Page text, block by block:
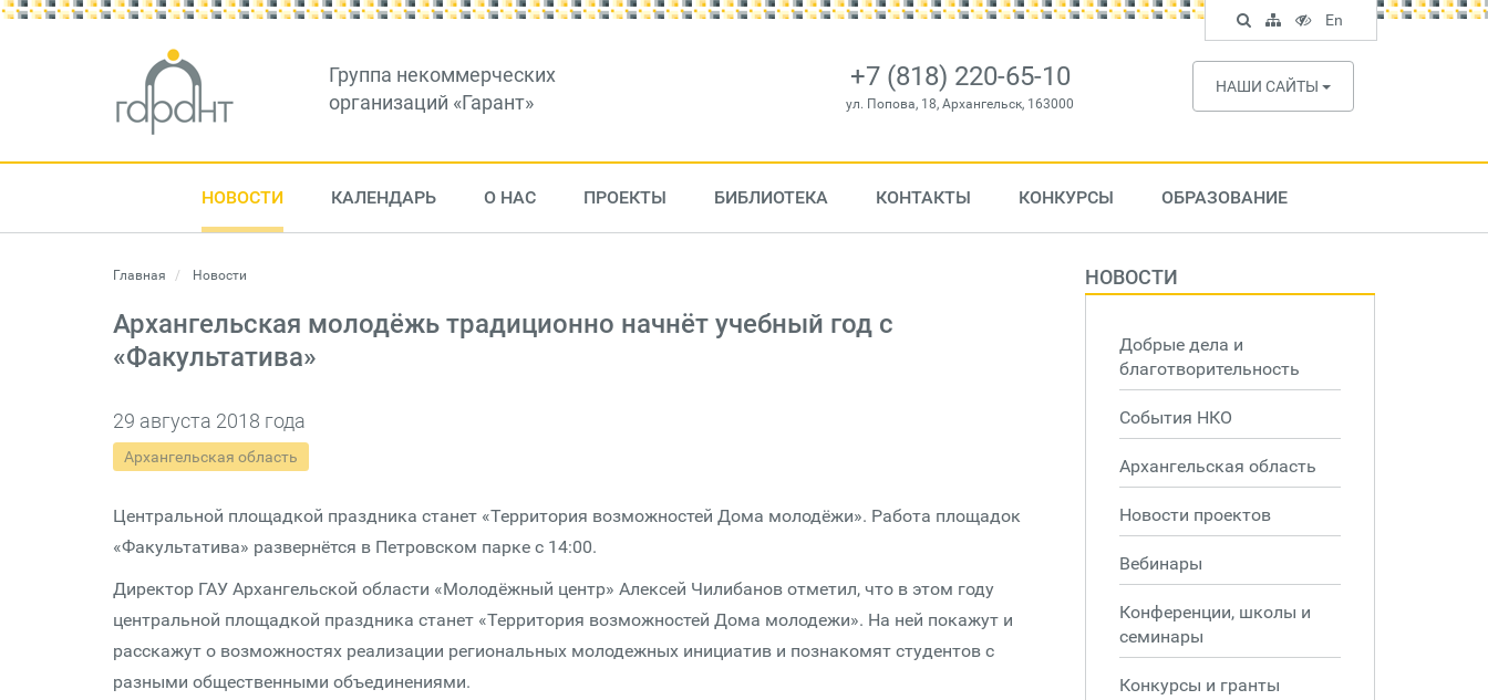
Группа некоммерческих
организаций «Гарант»
+7 (818) 220-65-10
ул. Попова, 18, Архангельск, 163000
НАШИ САЙТЫ
НОВОСТИ КАЛЕНДАРЬ О НАС ПРОЕКТЫ БИБЛИОТЕКА КОНТАКТЫ КОНКУРСЫ ОБРАЗОВАНИЕ
Главная Новости
Архангельская молодёжь традиционно начнёт учебный год с
«Факультатива»
29 августа 2018 года
Архангельская область
Центральной площадкой праздника станет «Территория возможностей Дома молодёжи». Работа площадок
«Факультатива» развернётся в Петровском парке с 14:00.
Директор ГАУ Архангельской области «Молодёжный центр» Алексей Чилибанов отметил, что в этом году
центральной площадкой праздника станет «Территория возможностей Дома молодежи». На ней покажут и
расскажут о возможностях реализации региональных молодежных инициатив и познакомят студентов с
разными общественными объединениями.
НОВОСТИ
Добрые дела и
благотворительность
События НКО
Архангельская область
Новости проектов
Вебинары
Конференции, школы и
семинары
Конкурсы и гранты
Поиск
по
сайту
Карта
сайта
Версия
для
слабовидящих
En
English